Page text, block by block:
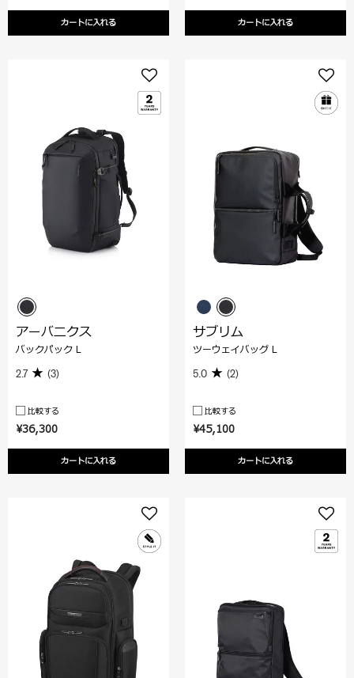
カートに入れる カートに入れる
¥36,300
カートに入れる
アーバニクス
バックパック L
2.7 (3)
比較する
¥45,100
カートに入れる
サブリム
ツーウェイバッグ L
5.0 (2)
比較する